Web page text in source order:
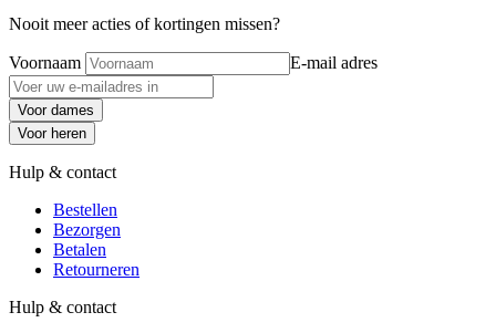
Nooit meer acties of kortingen missen?
Voornaam E-mail adres
Voor dames
Voor heren
Hulp & contact
Bestellen
Bezorgen
Betalen
Retourneren
Hulp & contact